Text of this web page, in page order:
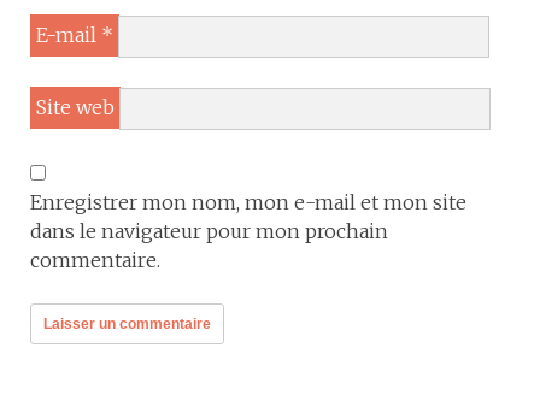
E-mail *
Site web
Enregistrer mon nom, mon e-mail et mon site
dans le navigateur pour mon prochain
commentaire.